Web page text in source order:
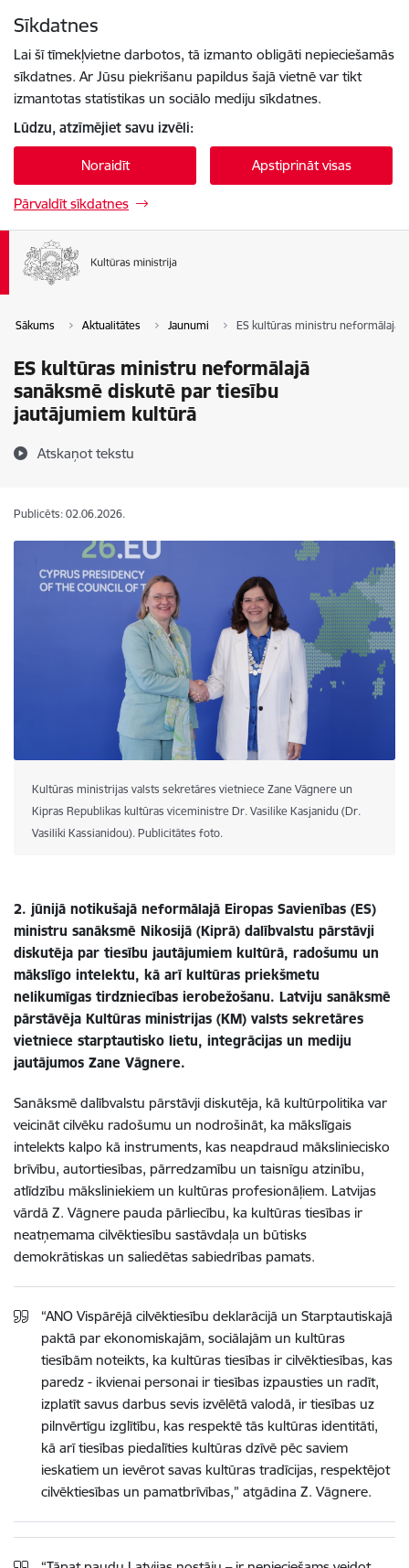
Sīkdatnes
Lai šī tīmekļvietne darbotos, tā izmanto obligāti nepieciešamās
sīkdatnes. Ar Jūsu piekrišanu papildus šajā vietnē var tikt
izmantotas statistikas un sociālo mediju sīkdatnes.
Lūdzu, atzīmējiet savu izvēli:
Noraidīt Apstiprināt visas
Pārvaldīt sīkdatnes
Sākums Aktualitātes Jaunumi ES kultūras ministru neformālajā
ES kultūras ministru neformālajā
sanāksmē diskutē par tiesību
jautājumiem kultūrā
Atskaņot tekstu
Publicēts: 02.06.2026.
Kultūras ministrijas valsts sekretāres vietniece Zane Vāgnere un
Kipras Republikas kultūras viceministre Dr. Vasilike Kasjanidu (Dr.
Vasiliki Kassianidou). Publicitātes foto.
2. jūnijā notikušajā neformālajā Eiropas Savienības (ES)
ministru sanāksmē Nikosijā (Kiprā) dalībvalstu pārstāvji
diskutēja par tiesību jautājumiem kultūrā, radošumu un
mākslīgo intelektu, kā arī kultūras priekšmetu
nelikumīgas tirdzniecības ierobežošanu. Latviju sanāksmē
pārstāvēja Kultūras ministrijas (KM) valsts sekretāres
vietniece starptautisko lietu, integrācijas un mediju
jautājumos Zane Vāgnere.
Sanāksmē dalībvalstu pārstāvji diskutēja, kā kultūrpolitika var
veicināt cilvēku radošumu un nodrošināt, ka mākslīgais
intelekts kalpo kā instruments, kas neapdraud māksliniecisko
brīvību, autortiesības, pārredzamību un taisnīgu atzinību,
atlīdzību māksliniekiem un kultūras profesionāļiem. Latvijas
vārdā Z. Vāgnere pauda pārliecību, ka kultūras tiesības ir
neatņemama cilvēktiesību sastāvdaļa un būtisks
demokrātiskas un saliedētas sabiedrības pamats.
“ANO Vispārējā cilvēktiesību deklarācijā un Starptautiskajā
paktā par ekonomiskajām, sociālajām un kultūras
tiesībām noteikts, ka kultūras tiesības ir cilvēktiesības, kas
paredz - ikvienai personai ir tiesības izpausties un radīt,
izplatīt savus darbus sevis izvēlētā valodā, ir tiesības uz
pilnvērtīgu izglītību, kas respektē tās kultūras identitāti,
kā arī tiesības piedalīties kultūras dzīvē pēc saviem
ieskatiem un ievērot savas kultūras tradīcijas, respektējot
cilvēktiesības un pamatbrīvības,” atgādina Z. Vāgnere.